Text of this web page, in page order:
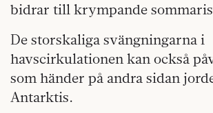
bidrar till krympande
De storskaliga svängningarna i
havscirkulationen kan också
som händer på andra sidan
Antarktis.